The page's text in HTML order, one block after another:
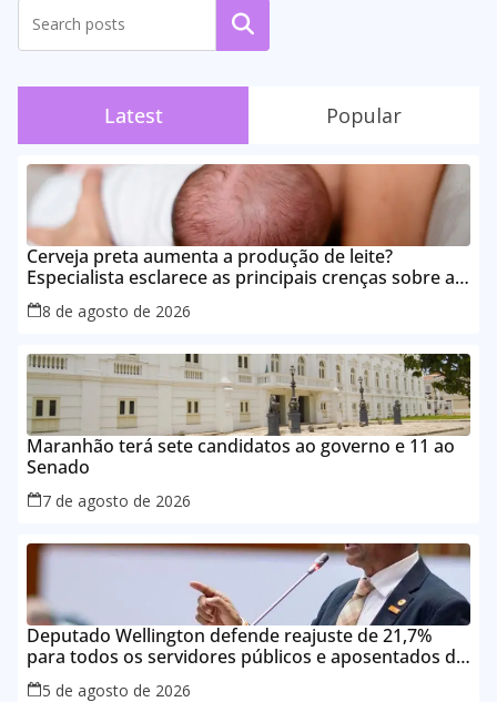
Pesquisar
Latest Popular
Cerveja preta aumenta a produção de leite?
Especialista esclarece as principais crenças sobre a
alimentação durante a amamentação
8 de agosto de 2026
Maranhão terá sete candidatos ao governo e 11 ao
Senado
7 de agosto de 2026
Deputado Wellington defende reajuste de 21,7%
para todos os servidores públicos e aposentados do
Maranhão
5 de agosto de 2026